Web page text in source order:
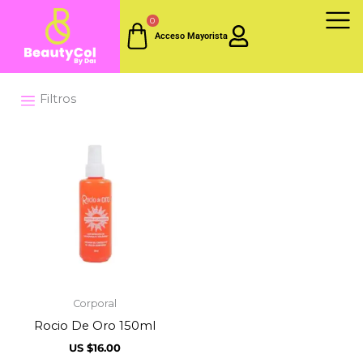
contenido
0
Acceso Mayorista
Filtros
Corporal
Rocio De Oro 150ml
US $16.00